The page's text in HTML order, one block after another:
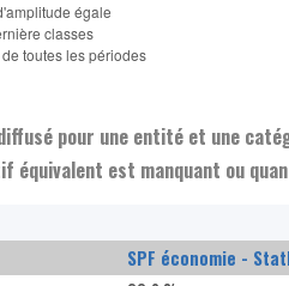
égale​
classes
toutes les périodes
pour une entité et une
est manquant ou
SPF économie -